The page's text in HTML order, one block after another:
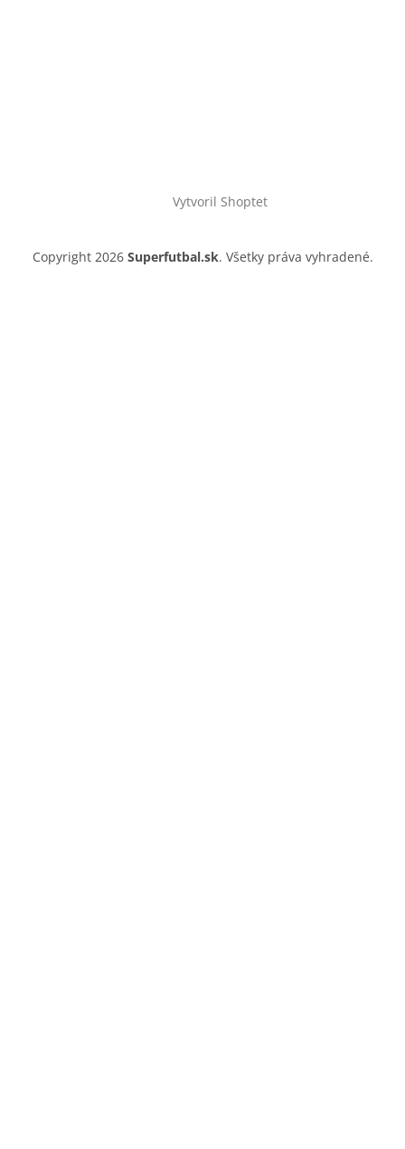
Vytvoril Shoptet
Copyright 2026 Superfutbal.sk. Všetky práva vyhradené.